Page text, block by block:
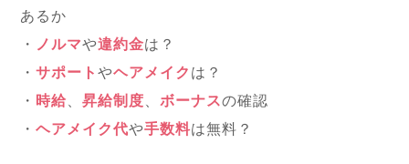
あるか
・
ノルマや違約金は？
・サポートやヘアメイク は？
・ 時給 、昇給制度 ボーナスの確認
・ヘアメイク代や手数料は無料？